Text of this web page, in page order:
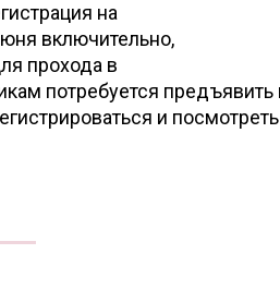
на
включительно,
прохода в
потребуется
и